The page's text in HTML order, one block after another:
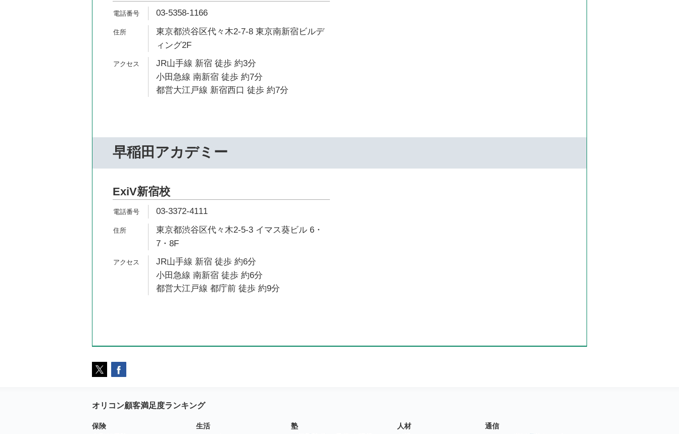
03-5358-1166
東京都渋谷区代々木2-7-8 東京南新宿ビルデ
ィング2F
JR山手線 新宿 徒歩 約3分
小田急線 南新宿 徒歩 約7分
都営大江戸線 新宿西口 徒歩 約7分
早稲田アカデミー
ExiV新宿校
03-3372-4111
東京都渋谷区代々木2-5-3 イマス葵ビル 6・
7・8F
JR山手線 新宿 徒歩 約6分
小田急線 南新宿 徒歩 約6分
都営大江戸線 都庁前 徒歩 約9分
オリコン顧客満足度ランキング
保険
生活
塾
人材
通信